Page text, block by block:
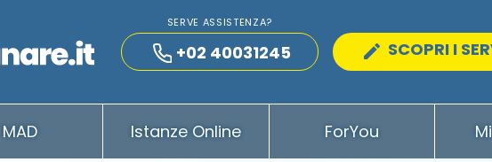
SERVE ASSISTENZA?
+02 40031245 SCOPRI I
MAD Istanze Online ForYou